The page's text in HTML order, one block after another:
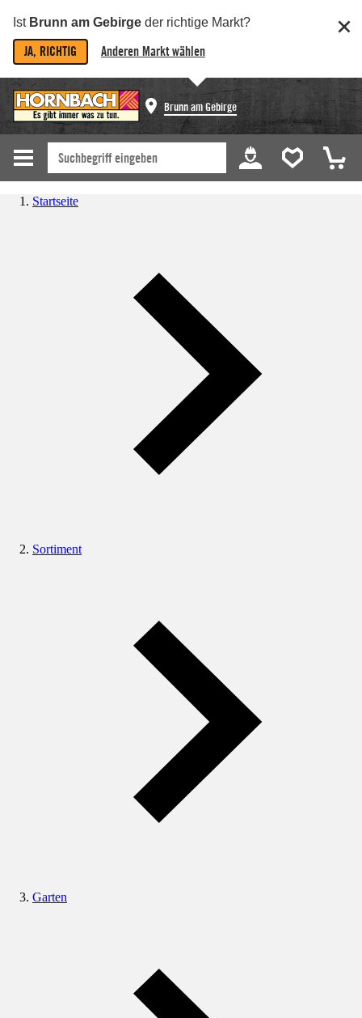
Ist Brunn am Gebirge der richtige Markt?
JA, RICHTIG Anderen Markt wählen
Brunn am Gebirge
Startseite
Sortiment
Garten